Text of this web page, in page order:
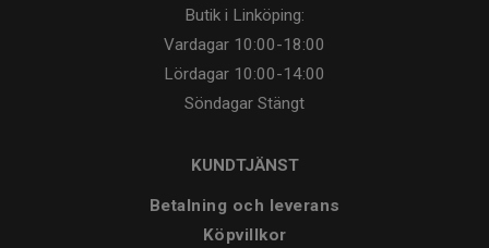
Butik i Linköping:
Vardagar 10:00-18:00
Lördagar 10:00-14:00
Söndagar Stängt
KUNDTJÄNST
Betalning och leverans
Köpvillkor